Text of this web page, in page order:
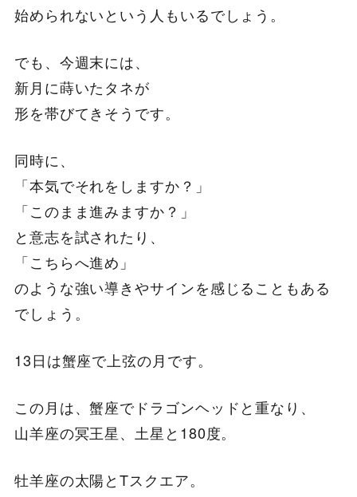
始められないという人もいるでしょう。
でも、今週末には、
新月に蒔いたタネが
形を帯びてきそうです。
同時に、
「本気でそれをしますか？」
「このまま進みますか？」
と意志を試されたり、
「こちらへ進め」
のような強い導きやサインを感じることもある
でしょう。
13日は蟹座で上弦の月です。
この月は、蟹座でドラゴンヘッドと重なり、
山羊座の冥王星、土星と180度。
牡羊座の太陽とTスクエア。